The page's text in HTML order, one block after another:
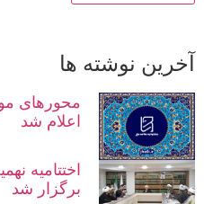
آخرین نوشته ها
محورهای
اعلام شد
اختتامیه
برگزار شد